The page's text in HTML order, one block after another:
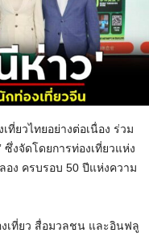
ยวไทยอย่างต่อเนื่อง ร่วม
งจัดโดยการท่องเที่ยวแห่ง
อง ครบรอบ 50 ปีแห่งความ
เที่ยว สื่อมวลชน และอินฟลู